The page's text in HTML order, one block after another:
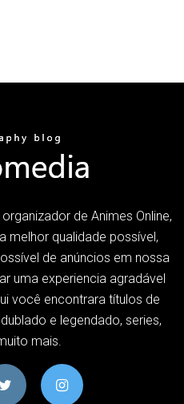
de Animes Online,
melhor qualidade possível,
de anúncios em nossa
uma experiencia agradável
você encontrara títulos de
e legendado, series,
mais.